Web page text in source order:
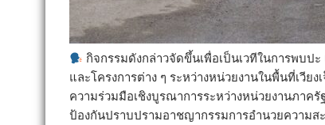
กิจกรรมดังกล่าวจัดขึ้นเพื่อเป็นเวทีในการพบ
และโครงการต่าง ๆ ระหว่างหน่วยงานในพื้นที่เวี
ความร่วมมือเชิงบูรณาการระหว่างหน่วยงานภา
ป้องกันปราบปรามอาชญากรรมการอำนวยความ